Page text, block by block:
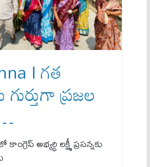
l గత
ప్రజల
అభ్యర్థి లక్ష్మీ ప్రసన్నకు